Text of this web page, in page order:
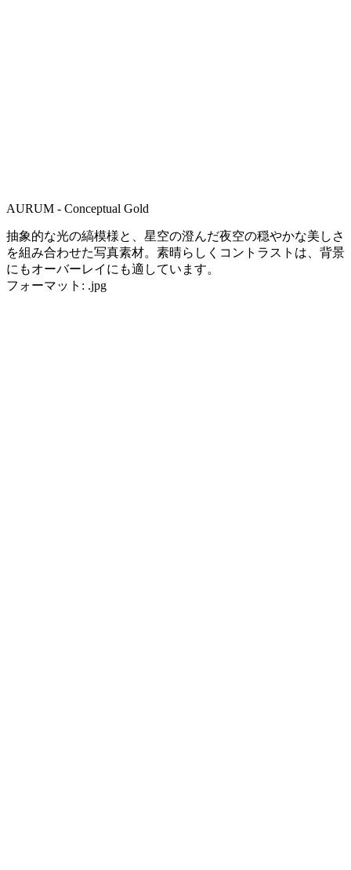
AURUM - Conceptual Gold
抽象的な光の縞模様と、星空の澄んだ夜空の穏やかな美しさ
を組み合わせた写真素材。素晴らしくコントラストは、背景
にもオーバーレイにも適しています。
フォーマット: .jpg